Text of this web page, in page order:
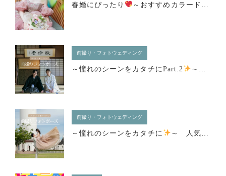
春婚にぴったり ～おすすめカラードレス
前撮り・フォトウェディング
～憧れのシーンをカタチにPart.2 ～ 人気のフォトポーズ７選
前撮り・フォトウェディング
～憧れのシーンをカタチに ～ 人気のフォトポーズ8選